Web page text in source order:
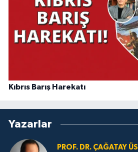
Kıbrıs Barış Harekatı
Yazarlar
PROF. DR. ÇAĞATAY